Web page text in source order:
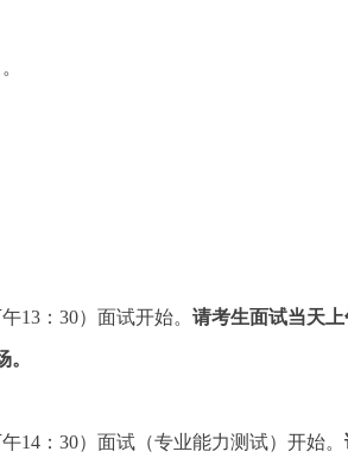
13：30）面试开始。 请考生面试当天
14：30）面试（专业能力测试）开始。